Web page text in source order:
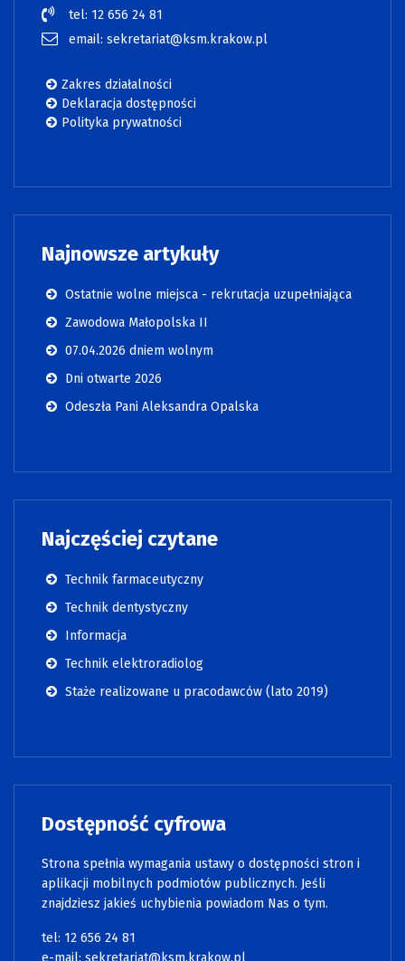
tel: 12 656 24 81
email: sekretariat@ksm.krakow.pl
Zakres działalności
Deklaracja dostępności
Polityka prywatności
Najnowsze artykuły
Ostatnie wolne miejsca - rekrutacja uzupełniająca
Zawodowa Małopolska II
07.04.2026 dniem wolnym
Dni otwarte 2026
Odeszła Pani Aleksandra Opalska
Najczęściej czytane
Technik farmaceutyczny
Technik dentystyczny
Informacja
Technik elektroradiolog
Staże realizowane u pracodawców (lato 2019)
Dostępność cyfrowa
Strona spełnia wymagania ustawy o dostępności stron i
aplikacji mobilnych podmiotów publicznych. Jeśli
znajdziesz jakieś uchybienia powiadom Nas o tym.
tel: 12 656 24 81